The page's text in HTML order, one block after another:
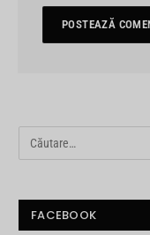
FACEBOOK